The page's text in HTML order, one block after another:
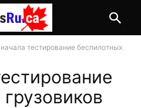
начала тестирование беспилотных